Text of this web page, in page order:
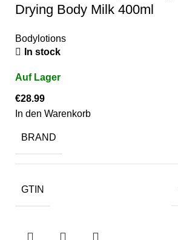
Drying Body Milk 400ml
Bodylotions
In stock
€28.99
In den Warenkorb
BRAND
GTIN